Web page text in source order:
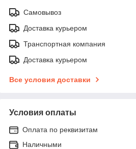
Самовывоз
Доставка курьером
Транспортная компания
Доставка курьером
Все условия доставки
Условия оплаты
Оплата по реквизитам
Наличными